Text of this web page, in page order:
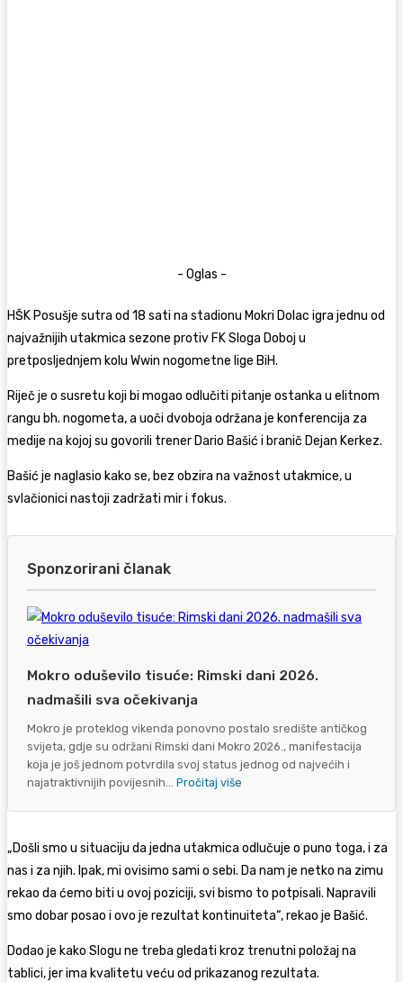
- Oglas -
HŠK Posušje sutra od 18 sati na stadionu Mokri Dolac igra jednu od
najvažnijih utakmica sezone protiv FK Sloga Doboj u
pretposljednjem kolu Wwin nogometne lige BiH.
Riječ je o susretu koji bi mogao odlučiti pitanje ostanka u elitnom
rangu bh. nogometa, a uoči dvoboja održana je konferencija za
medije na kojoj su govorili trener Dario Bašić i branič Dejan Kerkez.
Bašić je naglasio kako se, bez obzira na važnost utakmice, u
svlačionici nastoji zadržati mir i fokus.
Sponzorirani članak
Mokro oduševilo tisuće: Rimski dani 2026.
nadmašili sva očekivanja
Mokro je proteklog vikenda ponovno postalo središte antičkog
svijeta, gdje su održani Rimski dani Mokro 2026., manifestacija
koja je još jednom potvrdila svoj status jednog od najvećih i
najatraktivnijih povijesnih... Pročitaj više
„Došli smo u situaciju da jedna utakmica odlučuje o puno toga, i za
nas i za njih. Ipak, mi ovisimo sami o sebi. Da nam je netko na zimu
rekao da ćemo biti u ovoj poziciji, svi bismo to potpisali. Napravili
smo dobar posao i ovo je rezultat kontinuiteta“, rekao je Bašić.
Dodao je kako Slogu ne treba gledati kroz trenutni položaj na
tablici, jer ima kvalitetu veću od prikazanog rezultata.